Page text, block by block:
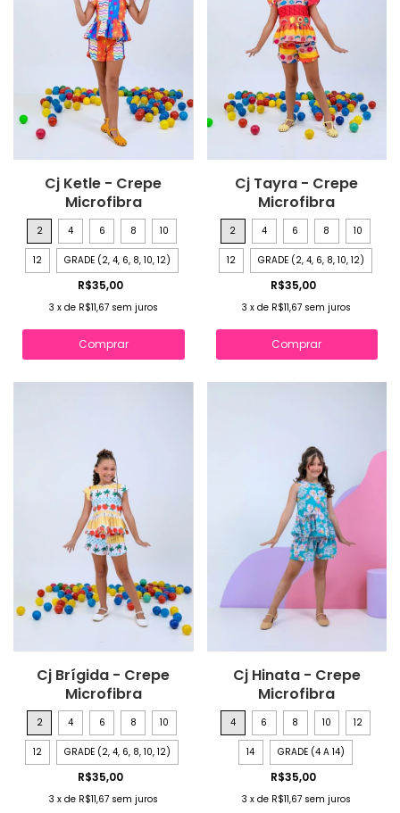
Cj Ketle - Crepe
Microfibra
2 4 6 8 10
12 GRADE (2, 4, 6, 8, 10, 12)
R$35,00
3 x de R$11,67 sem juros
Comprar
Cj Tayra - Crepe
Microfibra
2 4 6 8 10
12 GRADE (2, 4, 6, 8, 10, 12)
R$35,00
3 xde R$11,67 sem juros
Comprar
Cj Brígida - Crepe
Microfibra
2 4 6 8 10
12 GRADE (2, 4, 6, 8, 10, 12)
R$35,00
3 x de R$11,67 sem juros
Cj Hinata - Crepe
Microfibra
4 6 8 10 12
14 GRADE (4 A 14)
R$35,00
3 xde R$11,67 sem juros